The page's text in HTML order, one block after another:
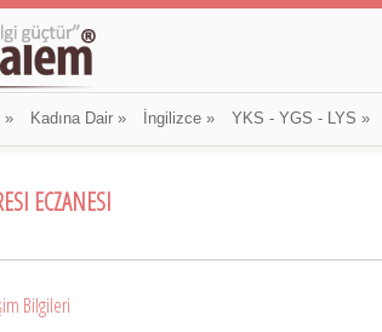
» Kadına Dair» İngilizce» YKS - YGS - LYS »
ECZANESI
Bilgileri